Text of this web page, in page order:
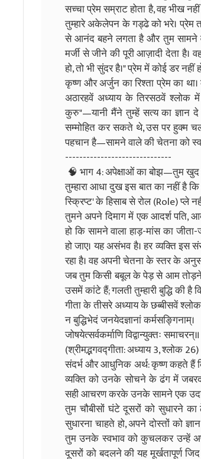
सच्चा प्रेम सम्राट होता है, वह भीख
तुम्हारे अकेलेपन के गड्ढे को भरे। प्रेम
से आनंद बहने लगता है और तुम सामने
मर्जी से जीने की पूरी आज़ादी देता
हो, तो भी सुंदर है।" प्रेम में कोई डर नहीं
कृष्ण और अर्जुन का रिश्ता प्रेम का
अठारहवें अध्याय के तिरसठवें श्लोक
कुरु"—यानी मैंने तुम्हें सत्य का ज्ञान दे
सम्मोहित कर सकते थे, उस पर हुक्म
पहचान है—सामने वाले की चेतना को
------------------------------
🧠 भाग 4: अपेक्षाओं का बोझ—तुम
तुम्हारा आधा दुख इस बात का नहीं है
स्क्रिप्ट' के हिसाब से रोल (Role) प्ले
तुमने अपने दिमाग में एक आदर्श पति,
हो कि सामने वाला हाड़-मांस का
हो जाए। यह असंभव है। हर व्यक्ति
रहा है। वह अपनी चेतना के स्तर के
जब तुम किसी बबूल के पेड़ से आम तोड़ने
उसमें कांटे हैं; गलती तुम्हारी बुद्धि की
गीता के तीसरे अध्याय के छब्बीसवें
न बुद्धिभेदं जनयेदज्ञानां कर्मसङ्गिनाम्।
जोषयेत्सर्वकर्माणि विद्वान्युक्तः समाचरन्॥
(श्रीमद्भगवद्गीता: अध्याय 3, श्लोक 26)
संदर्भ और आधुनिक अर्थ: कृष्ण कहते हैं
व्यक्ति को उनके सोचने के ढंग में
सही आचरण करके उनके सामने एक
तुम चौबीसों घंटे दूसरों को सुधारने
सुधारना चाहते हो, अपने दोस्तों को
तुम उनके स्वभाव को कुचलकर उन्हें
दूसरों को बदलने की यह मूर्खतापूर्ण